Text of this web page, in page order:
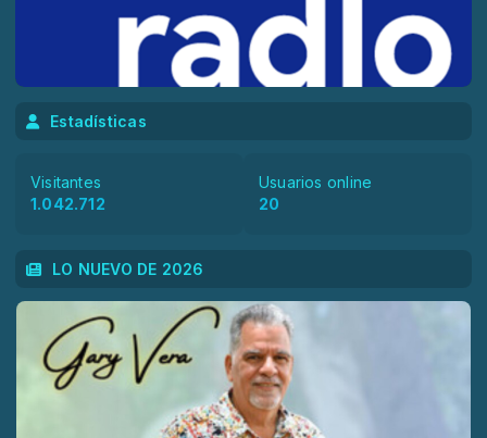
Estadísticas
Visitantes
1.042.712
Usuarios online
20
LO NUEVO DE 2026